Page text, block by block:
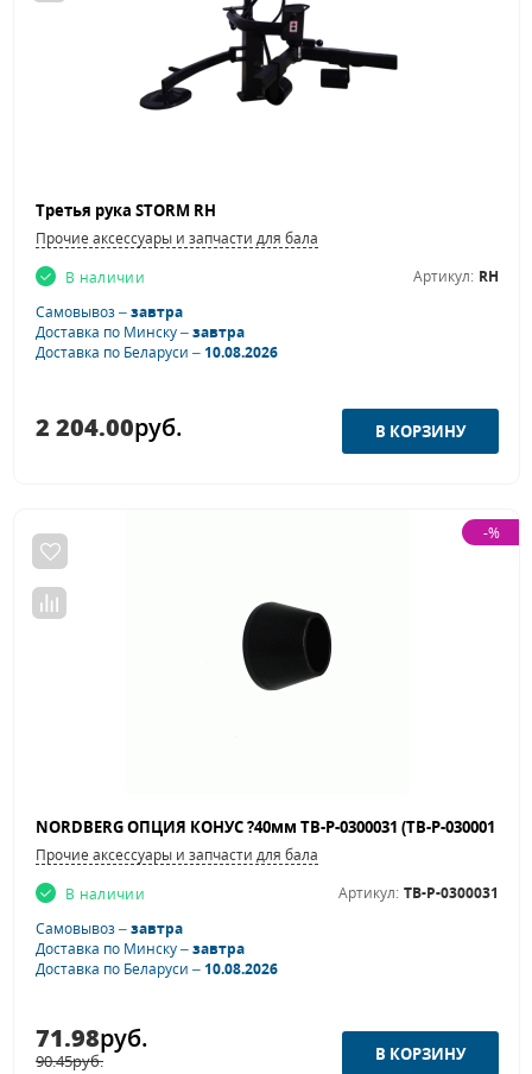
Третья рука STORM RH
Прочие аксессуары и запчасти для балансировочных станков
В наличии
Артикул: RH
Самовывоз –завтра
Доставка по Минску –завтра
Доставка по Беларуси –10.08.2026
2 204.00руб.
-%
Прочие аксессуары и запчасти для балансировочных станков
В наличии
Артикул: TB-P-0300031
Самовывоз –завтра
Доставка по Минску –завтра
Доставка по Беларуси –10.08.2026
71.98руб.
90.45руб.